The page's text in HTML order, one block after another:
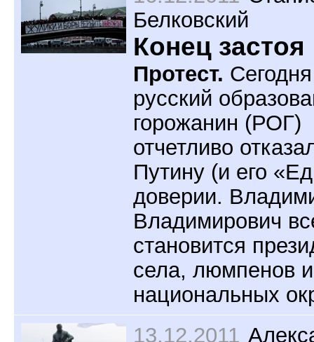
Белковский
Конец застоя
Протест. Сегодня
русский
горожанин (РОГ)
отчетливо
Путину (и его
доверии.
Владимирович
становится
села, люмпенов и
национальных
13.12.2011